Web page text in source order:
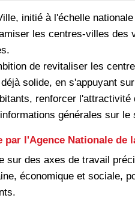
initié à l'échelle
les centres-villes des
de revitaliser les
solide, en s'appuyant
renforcer
générales sur le
l'Agence Nationale de
sur des axes de travail
économique et sociale,